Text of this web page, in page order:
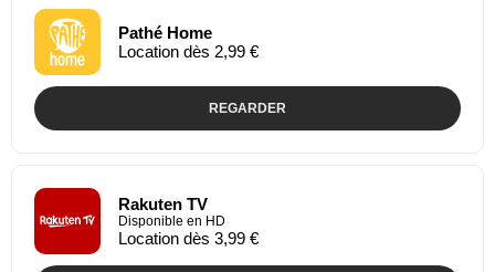
Pathé Home
Location dès 2,99 €
REGARDER
Rakuten TV
Disponible en HD
Location dès 3,99 €